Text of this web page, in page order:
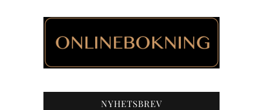
NYHETSBREV